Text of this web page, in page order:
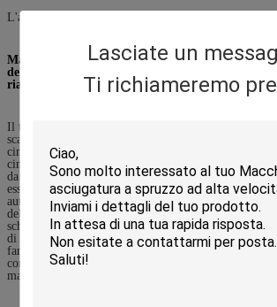
Lasciate un
Ti richiameremo
L'acqua è rimanere dopo l'essiccamento: 5%-25%
Macchina di secchezza dell'essiccatore della
dell'alimento cipolla/aglio/zenzero/della verdura e
riassunto della carta
Il tipo asciugatrice della cinghia ha una struttura a
scatola è fornita degli strati a un solo strato o multipli
cinghie. Il tipo asciugatrice della cinghia include:
cinghia con la specificazione di area di secchezza
da 20 m., utilizzata in due sezioni o in tre sezioni. La
essere controllata nelle sezioni differenti e può essere
automaticamente secondo le regolazioni. tipo a più
del piatto di tornitura). La cinghia di trasporto può
schermo o piatto di giro. Il ² di secchezza
di area are25 m. e un ² da 60 m. La velocità ed il
fan dell'asciugatrice adottano l'adeguamento stepless
conversione di frequenza per soddisfare le richieste di
materiali differenti.